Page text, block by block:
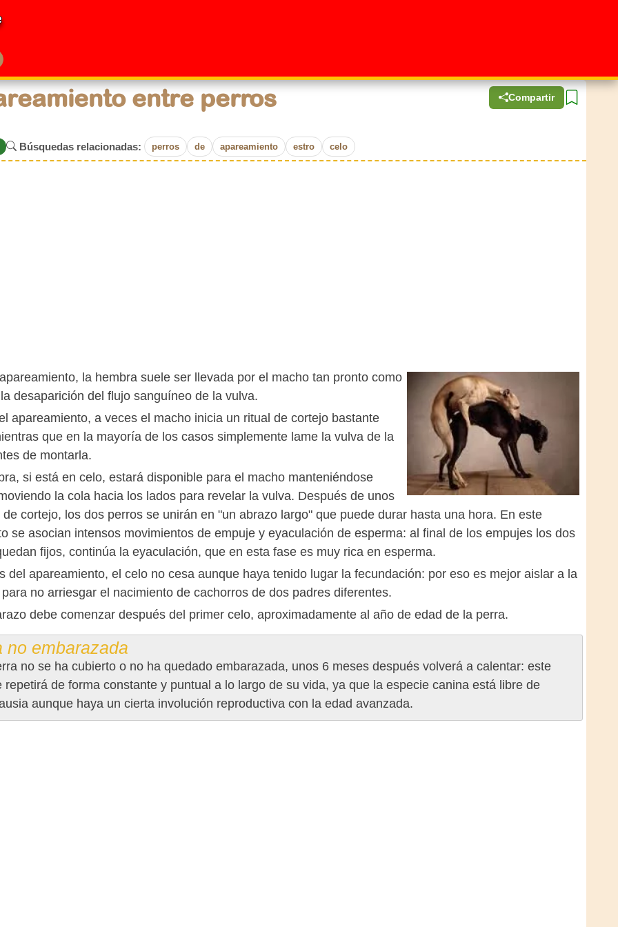
Compartir
entre perros
Búsquedas relacionadas: perros de apareamiento estro celo
la hembra suele ser llevada por el macho tan pronto como
desaparición del flujo sanguíneo de la vulva.
apareamiento, a veces el macho inicia un ritual de cortejo bastante
que en la mayoría de los casos simplemente lame la vulva de la
de montarla.
si está en celo, estará disponible para el macho manteniéndose
la cola hacia los lados para revelar la vulva. Después de unos
cortejo, los dos perros se unirán en "un abrazo largo" que puede durar hasta una hora. En este
se asocian intensos movimientos de empuje y eyaculación de esperma: al final de los empujes los dos
fijos, continúa la eyaculación, que en esta fase es muy rica en esperma.
del apareamiento, el celo no cesa aunque haya tenido lugar la fecundación: por eso es mejor aislar a la
no arriesgar el nacimiento de cachorros de dos padres diferentes.
debe comenzar después del primer celo, aproximadamente al año de edad de la perra.
no embarazada
no se ha cubierto o no ha quedado embarazada, unos 6 meses después volverá a calentar: este
repetirá de forma constante y puntual a lo largo de su vida, ya que la especie canina está libre de
aunque haya un cierta involución reproductiva con la edad avanzada.